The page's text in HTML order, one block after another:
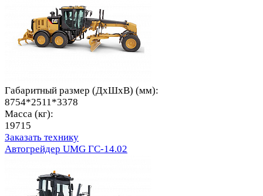
Габаритный размер (ДхШхВ) (мм):
8754*2511*3378
Масса (кг):
19715
Заказать технику
Автогрейдер UMG ГС-14.02